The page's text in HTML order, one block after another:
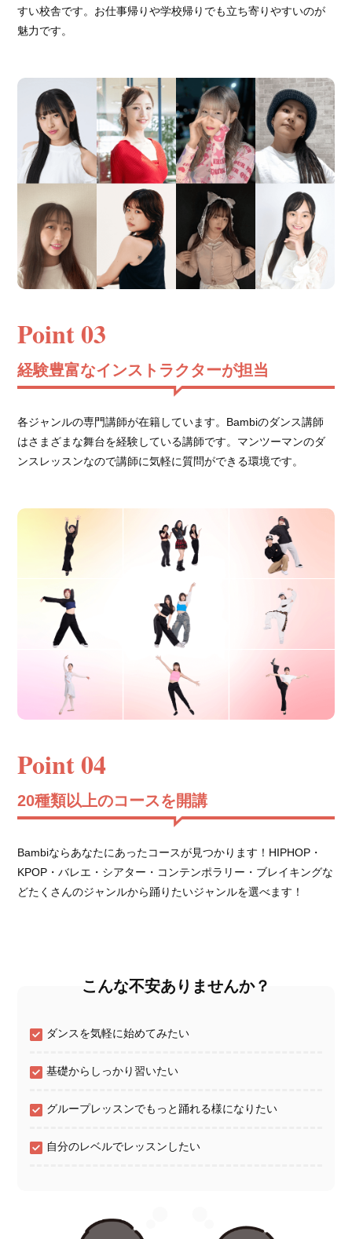
すい校舎です。お仕事帰りや学校帰りでも立ち寄りやすいのが
魅力です。
Point 03
経験豊富なインストラクターが担当
各ジャンルの専門講師が在籍しています。Bambiのダンス講師
はさまざまな舞台を経験している講師です。マンツーマンのダ
ンスレッスンなので講師に気軽に質問ができる環境です。
Point 04
20種類以上のコースを開講
Bambiならあなたにあったコースが見つかります！HIPHOP・
KPOP・バレエ・シアター・コンテンポラリー・ブレイキングな
どたくさんのジャンルから踊りたいジャンルを選べます！
こんな不安ありませんか？
ダンスを気軽に始めてみたい
基礎からしっかり習いたい
グループレッスンでもっと踊れる様になりたい
自分のレベルでレッスンしたい